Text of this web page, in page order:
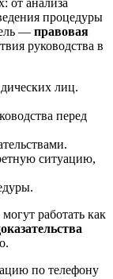
от анализа
процедуры
— правовая
руководства в
лиц.
перед
ситуацию,
могут работать как
по телефону